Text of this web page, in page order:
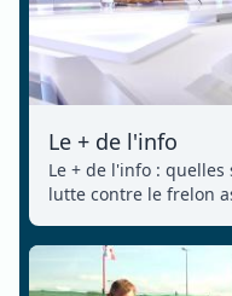
Le + de l'info
Le + de l'info :
lutte contre le frelon